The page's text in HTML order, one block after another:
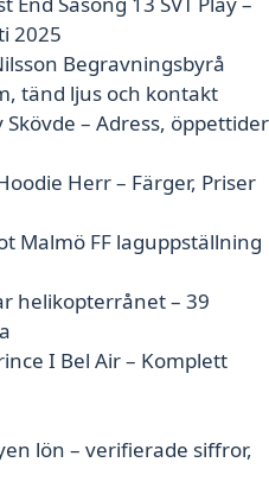
2025
Begravningsbyrå
tänd ljus och kontakt
– Adress, öppettider
Herr – Färger, Priser
Malmö FF laguppställning
helikopterrånet – 39
I Bel Air – Komplett
lön – verifierade siffror,